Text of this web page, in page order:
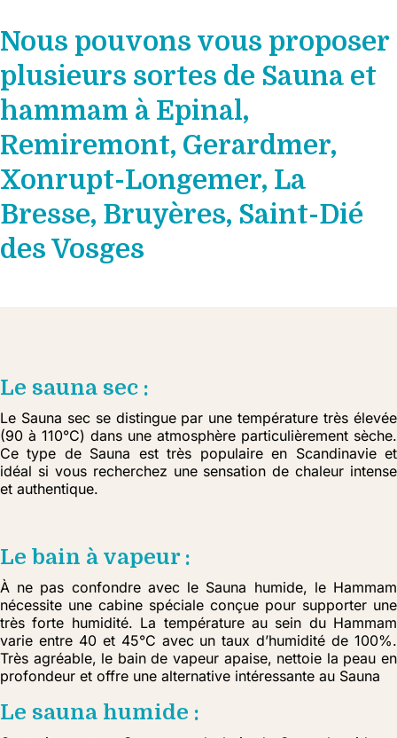
Nous pouvons vous proposer
plusieurs sortes de Sauna et
hammam à Epinal,
Remiremont, Gerardmer,
Xonrupt-Longemer, La
Bresse, Bruyères, Saint-Dié
des Vosges
Le sauna sec :
Le Sauna sec se distingue par une température très élevée
(90 à 110°C) dans une atmosphère particulièrement sèche.
Ce type de Sauna est très populaire en Scandinavie et
idéal si vous recherchez une sensation de chaleur intense
et authentique.
Le bain à vapeur :
À ne pas confondre avec le Sauna humide, le Hammam
nécessite une cabine spéciale conçue pour supporter une
très forte humidité. La température au sein du Hammam
varie entre 40 et 45°C avec un taux d’humidité de 100%.
Très agréable, le bain de vapeur apaise, nettoie la peau en
profondeur et offre une alternative intéressante au Sauna
Le sauna humide :